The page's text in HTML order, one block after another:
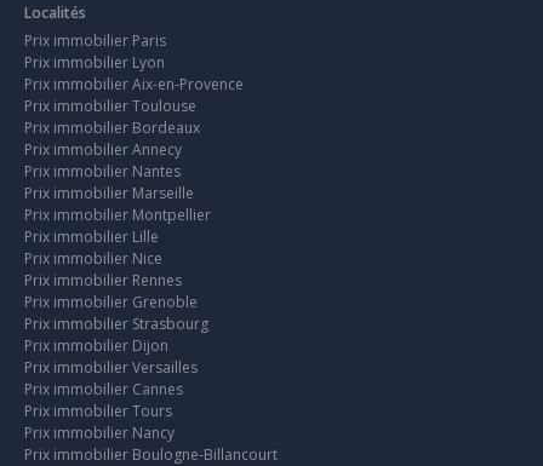
Localités
Prix immobilier Paris
Prix immobilier Lyon
Prix immobilier Aix-en-Provence
Prix immobilier Toulouse
Prix immobilier Bordeaux
Prix immobilier Annecy
Prix immobilier Nantes
Prix immobilier Marseille
Prix immobilier Montpellier
Prix immobilier Lille
Prix immobilier Nice
Prix immobilier Rennes
Prix immobilier Grenoble
Prix immobilier Strasbourg
Prix immobilier Dijon
Prix immobilier Versailles
Prix immobilier Cannes
Prix immobilier Tours
Prix immobilier Nancy
Prix immobilier Boulogne-Billancourt